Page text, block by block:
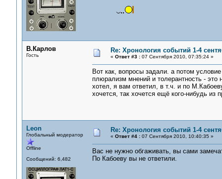
В.Карлов
Гость
Re: Хронология событий 1-4
« Ответ #3 :07 Сентября 2010, 07:35:24 »
Вот как, вопросы задали. а потом
плюрализм мнений и толерантность - это
хотел, я вам ответил, в т.ч. и по
хочется, так хочется ещё кого-нибудь из
Leon
Глобальный модератор
Offline
Сообщений: 6,482
Re: Хронология событий 1-4
« Ответ #4 :07 Сентября 2010, 10:40:35 »
Вас не нужно обгаживать, вы сами
По Кабоеву вы не ответили.